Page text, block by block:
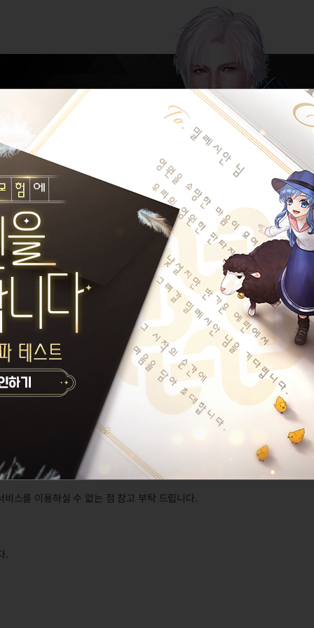
가 안내 드립니다.
용하실 수 있습니다.
다.
스를 이용하실 수 없는 점 참고 부탁 드립니다.
.